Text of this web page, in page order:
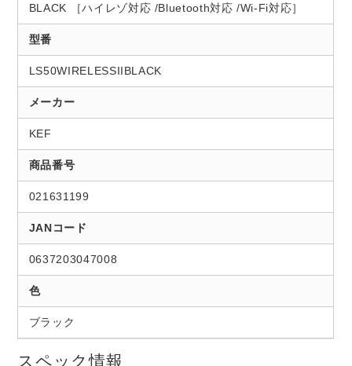
BLACK ［ハイレゾ対応 /Bluetooth対応 /Wi-Fi対応］
型番
LS50WIRELESSIIBLACK
メーカー
KEF
商品番号
021631199
JANコード
0637203047008
色
ブラック
スペック情報